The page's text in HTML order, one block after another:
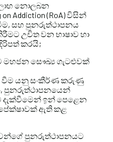
ලාභ නොලබන
Addiction (RoA) විසින්
සහ පුනරුත්ථාපනය
උචිත වන භාෂාව හා
කරයි;
මහජන සෞඛ්‍ය ගැටළුවක්
වීම යනු සංකීර්ණ කරුණු
පුනරුත්ථාපනයෙන්
දැක්වීමෙන් ඉන් පෙළෙන
ඇති කළ
පුනරුත්ථාපනයට